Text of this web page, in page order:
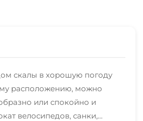
скалы в хорошую погоду
расположению, можно
или спокойно и
велосипедов, санки,